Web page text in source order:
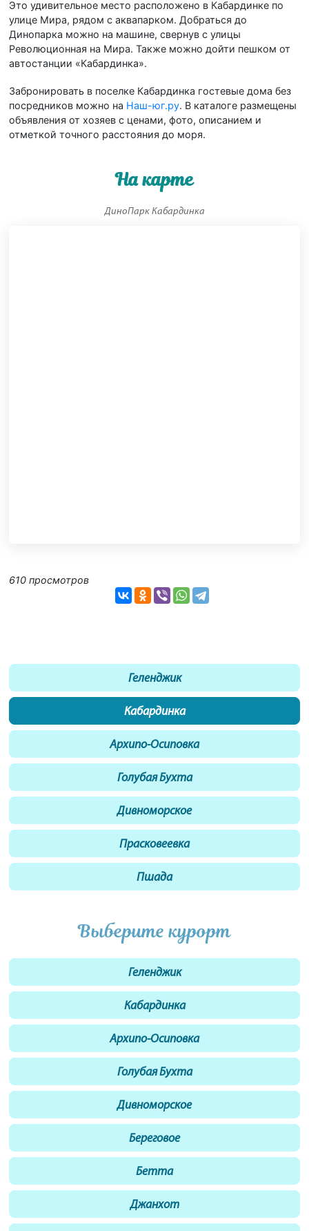
Это удивительное место расположено в Кабардинке по
улице Мира, рядом с аквапарком. Добраться до
Динопарка можно на машине, свернув с улицы
Революционная на Мира. Также можно дойти пешком от
автостанции «Кабардинка».
Забронировать в поселке Кабардинка гостевые дома без
посредников можно на Наш-юг.ру. В каталоге размещены
объявления от хозяев с ценами, фото, описанием и
отметкой точного расстояния до моря.
На карте
ДиноПарк Кабардинка
610 просмотров
Геленджик
Кабардинка
Архипо-Осиповка
Голубая Бухта
Дивноморское
Прасковеевка
Пшада
Выберите курорт
Геленджик
Кабардинка
Архипо-Осиповка
Голубая Бухта
Дивноморское
Береговое
Бетта
Джанхот